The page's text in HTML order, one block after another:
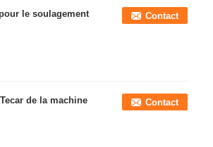
le soulagement
Contact
de la machine
Contact